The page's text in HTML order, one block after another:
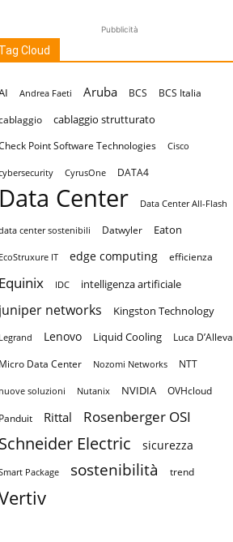
Pubblicità
Tag Cloud
Andrea Faeti Aruba BCS
BCS Italia
cablaggio strutturato
Point Software Technologies Cisco
CyrusOne DATA4
Data Center Data Center All-Flash
center sostenibili Datwyler Eaton
EcoStruxure IT edge computing efficienza
Equinix IDC intelligenza artificiale
juniper networks Kingston Technology
Legrand Lenovo Liquid Cooling
Luca D’Alleva
Micro Data Center
Nozomi Networks NTT
nuove soluzioni Nutanix NVIDIA
OVHcloud
Panduit
Rittal Rosenberger OSI
Schneider Electric sicurezza
Package sostenibilità trend